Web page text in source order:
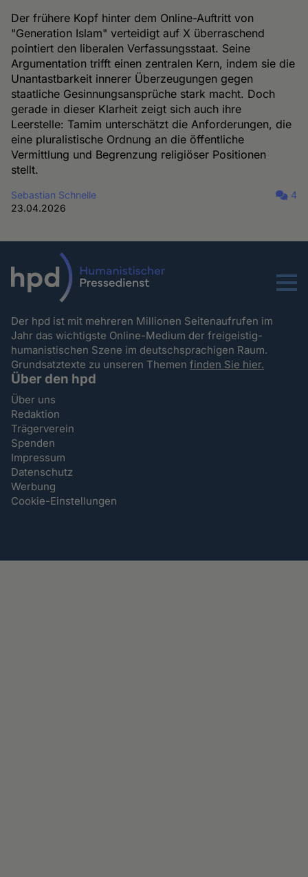
Der frühere Kopf hinter dem Online-Auftritt von
"Generation Islam" verteidigt auf X überraschend
pointiert den liberalen Verfassungsstaat. Seine
Argumentation trifft einen zentralen Kern, indem sie die
Unantastbarkeit innerer Überzeugungen gegen
staatliche Gesinnungsansprüche stark macht. Doch
gerade in dieser Klarheit zeigt sich auch ihre
Leerstelle: Tamim unterschätzt die Anforderungen, die
eine pluralistische Ordnung an die öffentliche
Vermittlung und Begrenzung religiöser Positionen
stellt.
Sebastian Schnelle
23.04.2026
4
Menu
Der hpd ist mit mehreren Millionen Seitenaufrufen im
Jahr das wichtigste Online-Medium der freigeistig-
humanistischen Szene im deutschsprachigen Raum.
Grundsatztexte zu unseren Themenfinden Sie hier.
Über den hpd
Über uns
Redaktion
Trägerverein
Spenden
Impressum
Datenschutz
Werbung
Cookie-Einstellungen